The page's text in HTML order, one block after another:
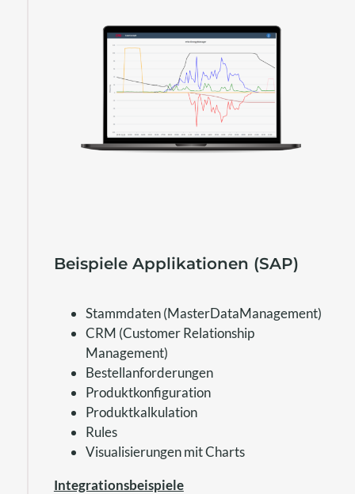
Beispiele Applikationen (SAP)
Stammdaten (MasterDataManagement)
CRM (Customer Relationship
Management)
Bestellanforderungen
Produktkonfiguration
Produktkalkulation
Rules
Visualisierungen mit Charts
Integrationsbeispiele